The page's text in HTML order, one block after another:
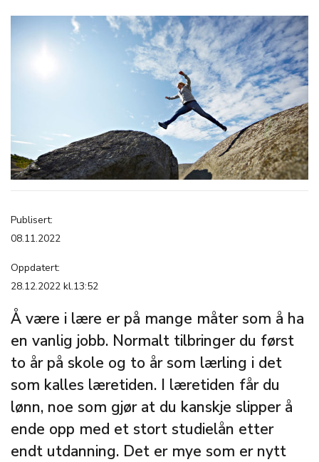
Publisert:
08.11.2022
Oppdatert:
28.12.2022 kl.13:52
Å være i lære er på mange måter som å ha
en vanlig jobb. Normalt tilbringer du først
to år på skole og to år som lærling i det
som kalles læretiden. I læretiden får du
lønn, noe som gjør at du kanskje slipper å
ende opp med et stort studielån etter
endt utdanning. Det er mye som er nytt